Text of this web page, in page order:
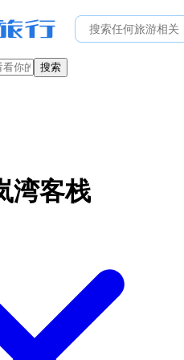
搜索
湾客栈